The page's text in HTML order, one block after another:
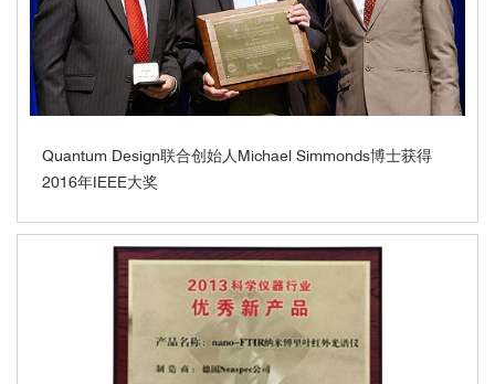
Quantum Design联合创始人Michael Simmonds博士获得
2016年IEEE大奖